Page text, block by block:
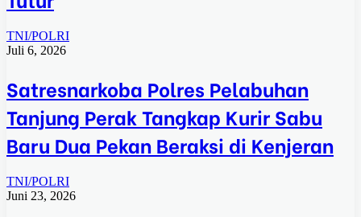
TNI/POLRI
Juli 6, 2026
Satresnarkoba Polres Pelabuhan
Tanjung Perak Tangkap Kurir Sabu
Baru Dua Pekan Beraksi di Kenjeran
TNI/POLRI
Juni 23, 2026